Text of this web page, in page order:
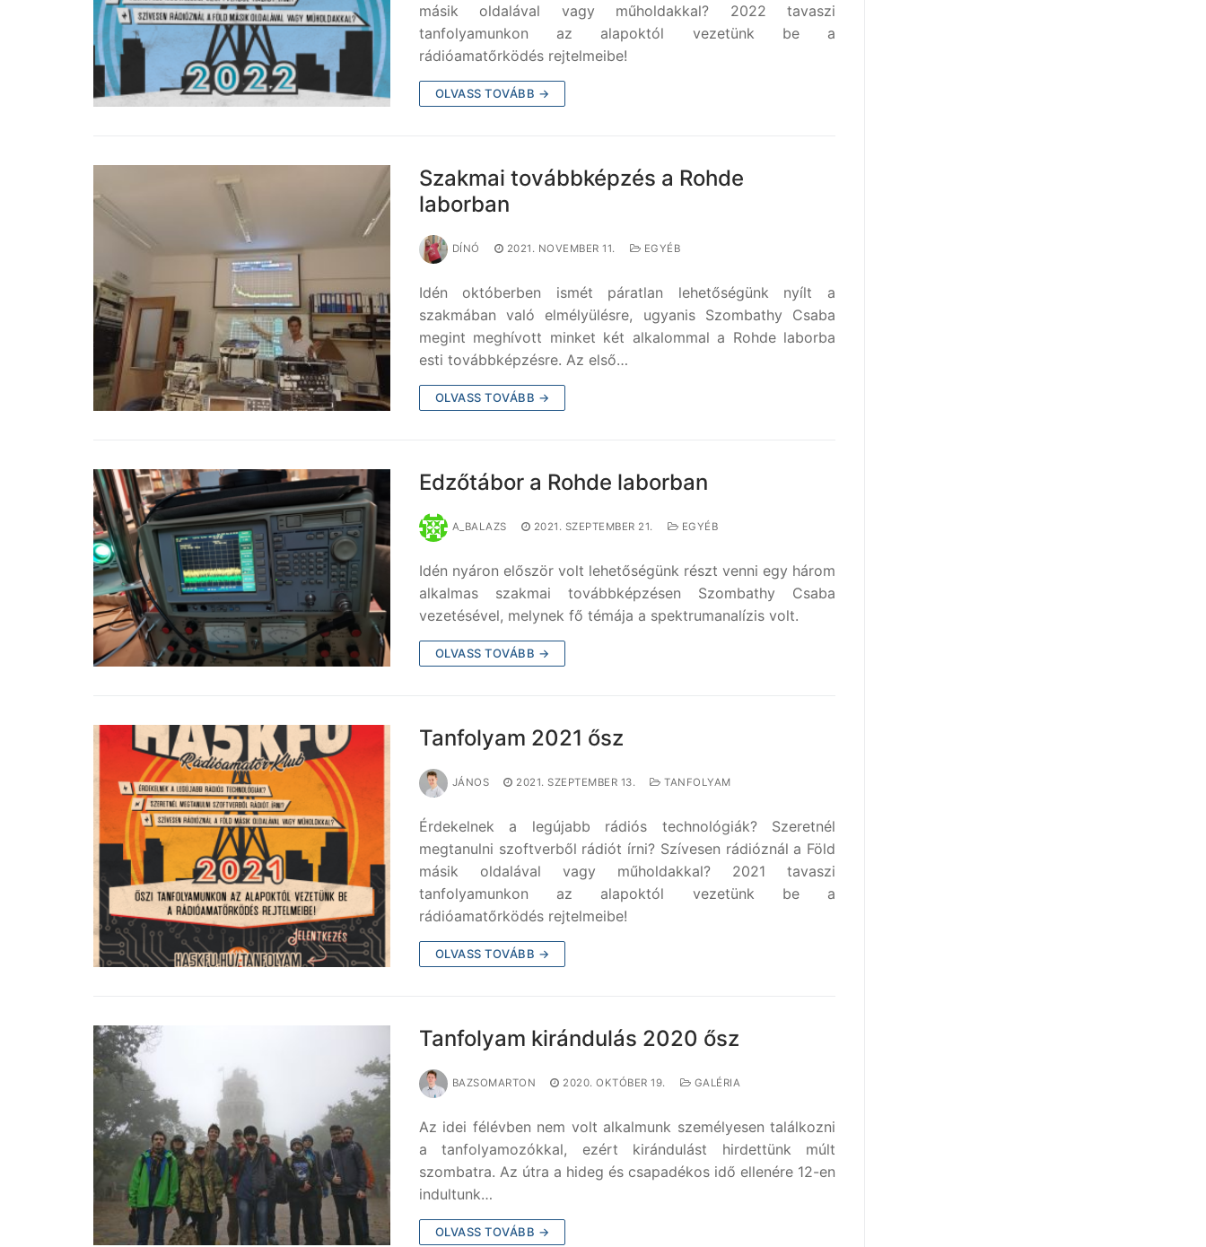
másik oldalával vagy műholdakkal? 2022 tavaszi
tanfolyamunkon az alapoktól vezetünk be a
rádióamatőrködés rejtelmeibe!
OLVASS TOVÁBB →
Szakmai továbbképzés a Rohde
laborban
DÍNÓ 2021. NOVEMBER 11. EGYÉB
Idén októberben ismét páratlan lehetőségünk nyílt a
szakmában való elmélyülésre, ugyanis Szombathy Csaba
megint meghívott minket két alkalommal a Rohde laborba
esti továbbképzésre. Az első…
OLVASS TOVÁBB →
Edzőtábor a Rohde laborban
A_BALAZS 2021. SZEPTEMBER 21. EGYÉB
Idén nyáron először volt lehetőségünk részt venni egy három
alkalmas szakmai továbbképzésen Szombathy Csaba
vezetésével, melynek fő témája a spektrumanalízis volt.
OLVASS TOVÁBB →
Tanfolyam 2021 ősz
JÁNOS 2021. SZEPTEMBER 13. TANFOLYAM
Érdekelnek a legújabb rádiós technológiák? Szeretnél
megtanulni szoftverből rádiót írni? Szívesen rádióznál a Föld
másik oldalával vagy műholdakkal? 2021 tavaszi
tanfolyamunkon az alapoktól vezetünk be a
rádióamatőrködés rejtelmeibe!
OLVASS TOVÁBB →
Tanfolyam kirándulás 2020 ősz
BAZSOMARTON 2020. OKTÓBER 19. GALÉRIA
Az idei félévben nem volt alkalmunk személyesen találkozni
a tanfolyamozókkal, ezért kirándulást hirdettünk múlt
szombatra. Az útra a hideg és csapadékos idő ellenére 12-en
indultunk…
OLVASS TOVÁBB →